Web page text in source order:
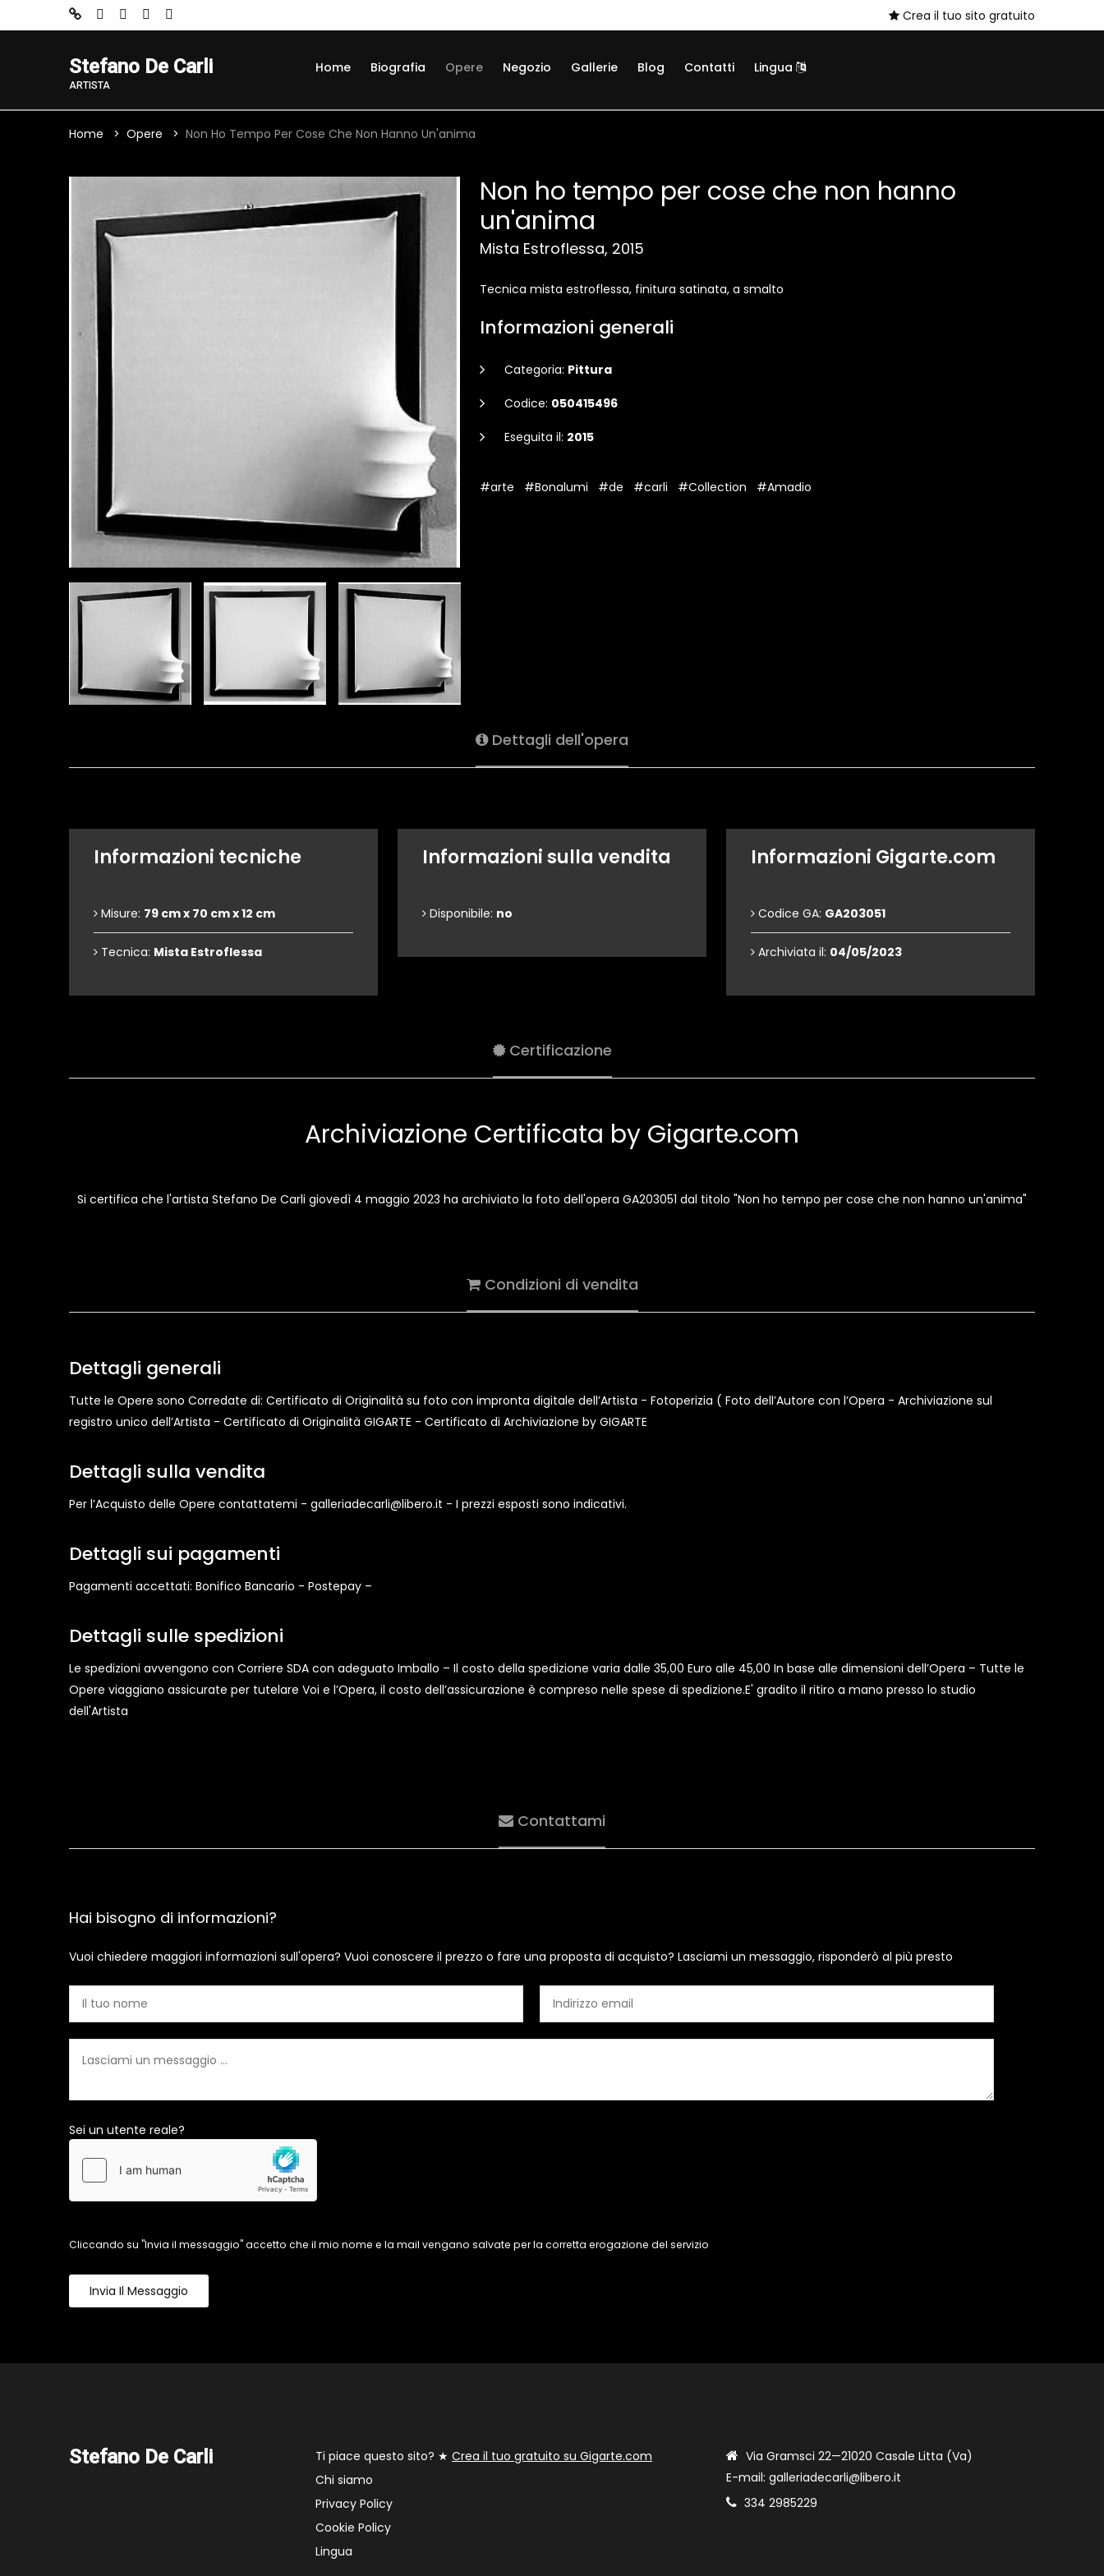
Crea il tuo sito gratuito
Stefano De Carli
ARTISTA
Home Biografia Opere Negozio Gallerie Blog Contatti Lingua
Home Opere Non Ho Tempo Per Cose Che Non Hanno Un'anima
Non ho tempo per cose che non hanno
un'anima
Mista Estroflessa, 2015
Tecnica mista estroflessa, finitura satinata, a smalto
Informazioni generali
Categoria: Pittura
Codice: 050415496
Eseguita il: 2015
#arte #Bonalumi #de #carli #Collection #Amadio
Dettagli dell'opera
Informazioni tecniche
Misure: 79 cm x 70 cm x 12 cm
Tecnica: Mista Estroflessa
Informazioni sulla vendita
Disponibile: no
Informazioni Gigarte.com
Codice GA: GA203051
Archiviata il: 04/05/2023
Certificazione
Archiviazione Certificata by Gigarte.com
Si certifica che l'artista Stefano De Carli giovedì 4 maggio 2023 ha archiviato la foto dell'opera GA203051 dal titolo "Non ho tempo per cose che non hanno un'anima"
Condizioni di vendita
Dettagli generali
Tutte le Opere sono Corredate di: Certificato di Originalità su foto con impronta digitale dell’Artista - Fotoperizia ( Foto dell’Autore con l’Opera - Archiviazione sul
registro unico dell’Artista - Certificato di Originalità GIGARTE - Certificato di Archiviazione by GIGARTE
Dettagli sulla vendita
Per l’Acquisto delle Opere contattatemi - galleriadecarli@libero.it - I prezzi esposti sono indicativi.
Dettagli sui pagamenti
Pagamenti accettati: Bonifico Bancario - Postepay –
Dettagli sulle spedizioni
Le spedizioni avvengono con Corriere SDA con adeguato Imballo – Il costo della spedizione varia dalle 35,00 Euro alle 45,00 In base alle dimensioni dell’Opera – Tutte le
Opere viaggiano assicurate per tutelare Voi e l’Opera, il costo dell’assicurazione è compreso nelle spese di spedizione.E' gradito il ritiro a mano presso lo studio
dell'Artista
Contattami
Hai bisogno di informazioni?
Vuoi chiedere maggiori informazioni sull'opera? Vuoi conoscere il prezzo o fare una proposta di acquisto? Lasciami un messaggio, risponderò al più presto
Sei un utente reale?
Cliccando su "Invia il messaggio" accetto che il mio nome e la mail vengano salvate per la corretta erogazione del servizio
Invia Il Messaggio
Stefano De Carli Ti piace questo sito? ★ Crea il tuo gratuito su Gigarte.com
Chi siamo
Privacy Policy
Cookie Policy
Lingua
Via Gramsci 22—21020 Casale Litta (Va)
E-mail: galleriadecarli@libero.it
334 2985229